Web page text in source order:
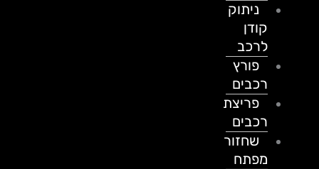
ניתוק
לרכב
פורץ
רכבים
פריצת
רכבים
שחזור
מפתח